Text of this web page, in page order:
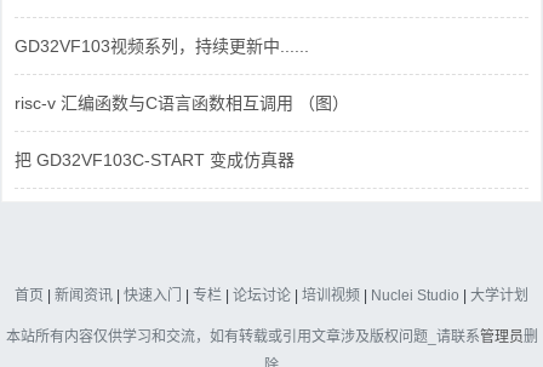
GD32VF103视频系列，持续更新中......
risc-v 汇编函数与C语言函数相互调用 （图）
把 GD32VF103C-START 变成仿真器
首页 | 新闻资讯 | 快速入门 | 专栏 | 论坛讨论 | 培训视频 | Nuclei Studio | 大学计划
本站所有内容仅供学习和交流，如有转载或引用文章涉及版权问题_请联系管理员删